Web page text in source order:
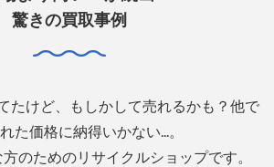
驚きの買取事例
たけど、もしかして売れるかも？他で
た価格に納得いかない...。
のためのリサイクルショップです。